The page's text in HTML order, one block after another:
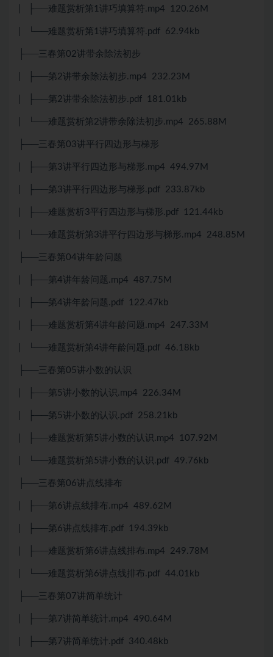
| ├──难题赏析第1讲巧填算符.mp4 120.26M
| └──难题赏析第1讲巧填算符.pdf 62.94kb
├──三春第02讲带余除法初步
| ├──第2讲带余除法初步.mp4 232.23M
| ├──第2讲带余除法初步.pdf 181.01kb
| └──难题赏析第2讲带余除法初步.mp4 265.88M
├──三春第03讲平行四边形与梯形
| ├──第3讲平行四边形与梯形.mp4 494.97M
| ├──第3讲平行四边形与梯形.pdf 233.87kb
| ├──难题赏析3平行四边形与梯形.pdf 121.44kb
| └──难题赏析第3讲平行四边形与梯形.mp4 248.85M
├──三春第04讲年龄问题
| ├──第4讲年龄问题.mp4 487.75M
| ├──第4讲年龄问题.pdf 122.47kb
| ├──难题赏析第4讲年龄问题.mp4 247.33M
| └──难题赏析第4讲年龄问题.pdf 46.18kb
├──三春第05讲小数的认识
| ├──第5讲小数的认识.mp4 226.34M
| ├──第5讲小数的认识.pdf 258.21kb
| ├──难题赏析第5讲小数的认识.mp4 107.92M
| └──难题赏析第5讲小数的认识.pdf 49.76kb
├──三春第06讲点线排布
| ├──第6讲点线排布.mp4 489.62M
| ├──第6讲点线排布.pdf 194.39kb
| ├──难题赏析第6讲点线排布.mp4 249.78M
| └──难题赏析第6讲点线排布.pdf 44.01kb
├──三春第07讲简单统计
| ├──第7讲简单统计.mp4 490.64M
| ├──第7讲简单统计.pdf 340.48kb